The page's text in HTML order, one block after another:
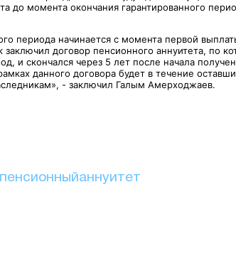
до момента окончания гарантированного
периода начинается с момента первой
заключил договор пенсионного аннуитета, по
и скончался через 5 лет после начала
данного договора будет в течение
- заключил Галым Амерходжаев.